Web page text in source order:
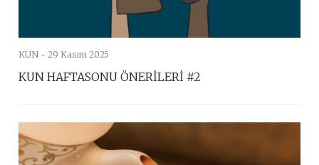
KUN - 29 Kasım 2025
KUN HAFTASONU ÖNERİLERİ #2